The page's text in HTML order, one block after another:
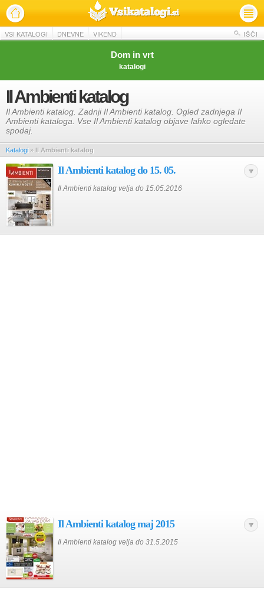
VSI KATALOGI DNEVNE VIKEND IŠČI
Dom in vrt
katalogi
Il Ambienti katalog
Il Ambienti katalog. Zadnji Il Ambienti katalog. Ogled zadnjega Il
Ambienti kataloga. Vse Il Ambienti katalog objave lahko ogledate
spodaj.
Katalogi » Il Ambienti katalog
Il Ambienti katalog do 15. 05.
Il Ambienti katalog velja do 15.05.2016
Il Ambienti katalog maj 2015
Il Ambienti katalog velja do 31.5.2015